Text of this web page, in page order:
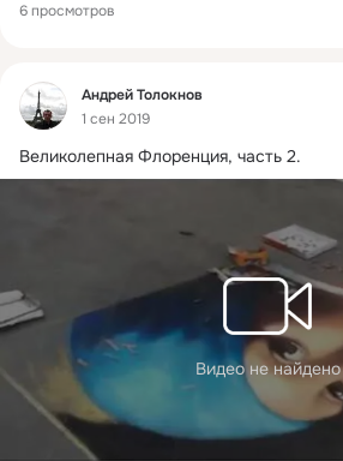
6 просмотров
Фид
Андрей Толокнов
1 сен 2019
Великолепная Флоренция, часть 2.
Видео не найдено